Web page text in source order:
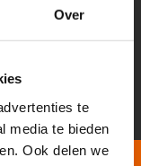
Over
te
media te bieden
Ook delen we